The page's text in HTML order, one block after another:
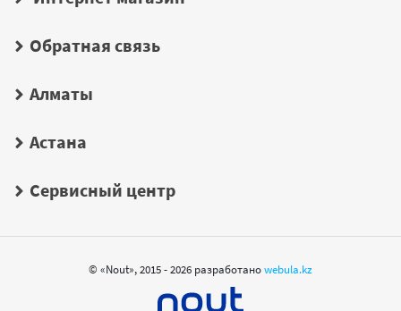
Обратная связь
Алматы
Астана
Сервисный центр
© «Nout», 2015 - 2026 разработаноwebula.kz